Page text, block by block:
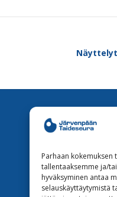
Parhaan
tallentaaksemme ja/
hyväksyminen antaa
selauskäyttäytymistä